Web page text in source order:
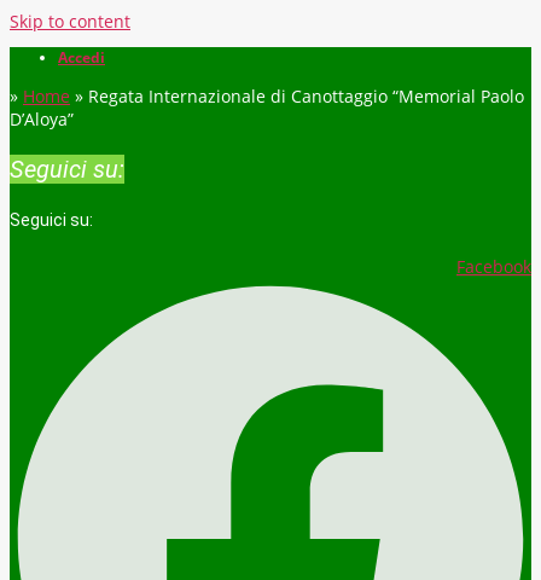
Skip to content
Accedi
» Home » Regata Internazionale di Canottaggio “Memorial Paolo
D’Aloya”
Seguici su:
Seguici su:
Facebook